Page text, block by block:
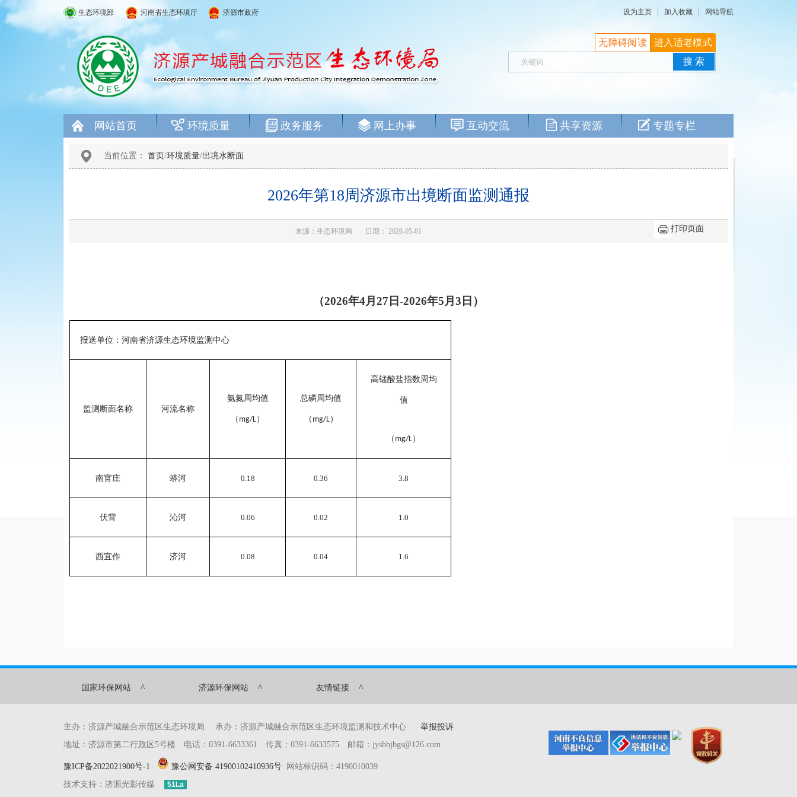
生态环境部 河南省生态环境厅 济源市政府 设为主页 加入收藏 网站导航
网站首页 环境质量 政务服务 网上办事 互动交流 共享资源 专题专栏
无障碍阅读 进入适老模式
当前位置： 首页/环境质量/出境水断面
2026年第18周济源市出境断面监测通报
来源：生态环境局 日期： 2026-05-01 打印页面
（2026年4月 27 日-2026年5月 3 日）
报送单位：河南省济源生态环境监测中心
监测断面名称 河流名称
氨氮周均值
（ mg/L）
总磷周均值
（ mg/L）
高锰酸盐指数周均
值
（ mg/L）
南官庄 蟒河 0.18 0.36 3.8
伏背 沁河 0.06 0.02 1.0
西宜作 济河 0.08 0.04 1.6
国家环保网站 ^ 济源环保网站 ^ 友情链接 ^
主办：济源产城融合示范区生态环境局 承办：济源产城融合示范区生态环境监测和技术中心 举报投诉
地址：济源市第二行政区5号楼 电话：0391-6633361 传真：0391-6633575 邮箱：jyshbjbgs@126.com
豫ICP备2022021900号-1 豫公网安备 41900102410936号 网站标识码：4190010039
技术支持：济源光影传媒
51La